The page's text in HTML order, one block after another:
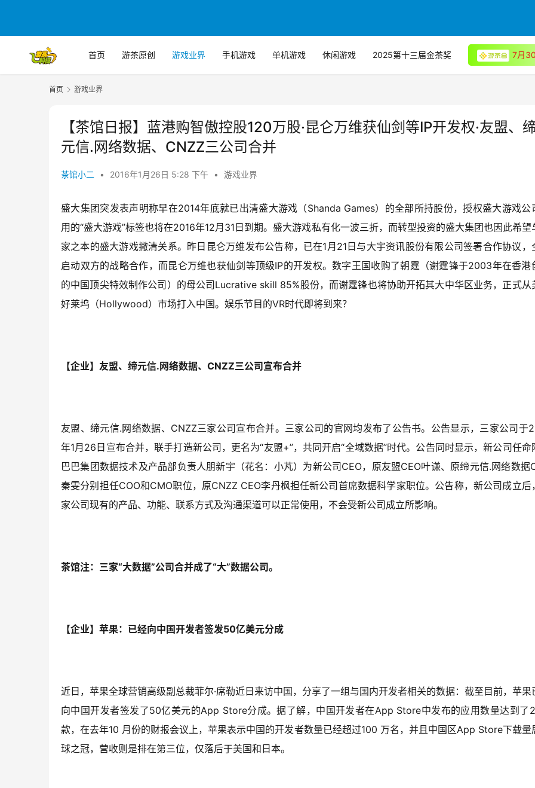
首页 游茶原创 游戏业界 手机游戏 单机游戏 休闲游戏 2025第十三届金茶奖 7月
首页 游戏业界
【茶馆日报】蓝港购智傲控股120万股·昆仑万维获仙剑等IP开发权·友盟、
元信.网络数据、CNZZ三公司合并
茶馆小二 • 2016年1月26日 5:28 下午 • 游戏业界
盛大集团突发表声明称早在2014年底就已出清盛大游戏（Shanda Games）的全部所持股份，授权盛大游戏公
用的“盛大游戏”标签也将在2016年12月31日到期。盛大游戏私有化一波三折，而转型投资的盛大集团也因此希望
家之本的盛大游戏撇清关系。昨日昆仑万维发布公告称，已在1月21日与大宇资讯股份有限公司签署合作协议，
启动双方的战略合作，而昆仑万维也获仙剑等顶级IP的开发权。数字王国收购了朝霆（谢霆锋于2003年在香港
的中国顶尖特效制作公司）的母公司Lucrative skill 85%股份，而谢霆锋也将协助开拓其大中华区业务，正式从
好莱坞（Hollywood）市场打入中国。娱乐节目的VR时代即将到来？
【企业】友盟、缔元信.网络数据、CNZZ三公司宣布合并
友盟、缔元信.网络数据、CNZZ三家公司宣布合并。三家公司的官网均发布了公告书。公告显示，三家公司于
年1月26日宣布合并，联手打造新公司，更名为“友盟+”，共同开启“全域数据”时代。公告同时显示，新公司任命
巴巴集团数据技术及产品部负责人朋新宇（花名：小芃）为新公司CEO，原友盟CEO叶谦、原缔元信.网络数据
秦雯分别担任COO和CMO职位，原CNZZ CEO李丹枫担任新公司首席数据科学家职位。公告称，新公司成立后
家公司现有的产品、功能、联系方式及沟通渠道可以正常使用，不会受新公司成立所影响。
茶馆注：三家“大数据”公司合并成了“大”数据公司。
【企业】苹果：已经向中国开发者签发50亿美元分成
近日，苹果全球营销高级副总裁菲尔·席勒近日来访中国，分享了一组与国内开发者相关的数据：截至目前，苹果
向中国开发者签发了50亿美元的App Store分成。据了解，中国开发者在App Store中发布的应用数量达到了
款，在去年10 月份的财报会议上，苹果表示中国的开发者数量已经超过100 万名，并且中国区App Store下载量
球之冠，营收则是排在第三位，仅落后于美国和日本。